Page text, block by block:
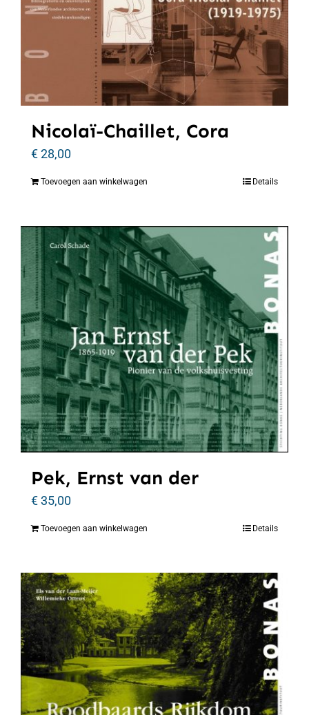
Nicolaï-Chaillet, Cora
€28,00
Toevoegen aan winkelwagen Details
Pek, Ernst van der
€35,00
Toevoegen aan winkelwagen Details